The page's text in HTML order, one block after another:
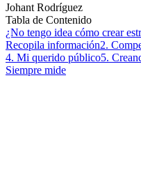
Johant Rodríguez
Tabla de Contenido
¿No tengo idea cómo crear
Recopila información2.
4. Mi querido público5.
Siempre mide